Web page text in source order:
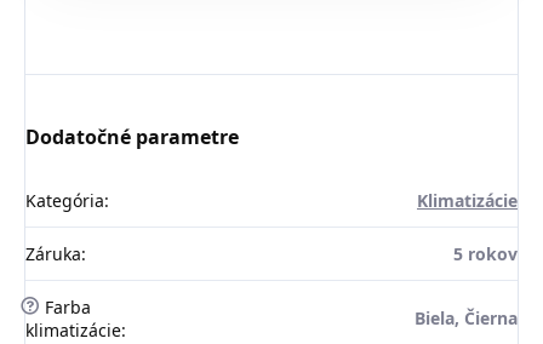
Dodatočné parametre
Kategória: Klimatizácie
Záruka: 5 rokov
? Farba
klimatizácie:
Biela, Čierna